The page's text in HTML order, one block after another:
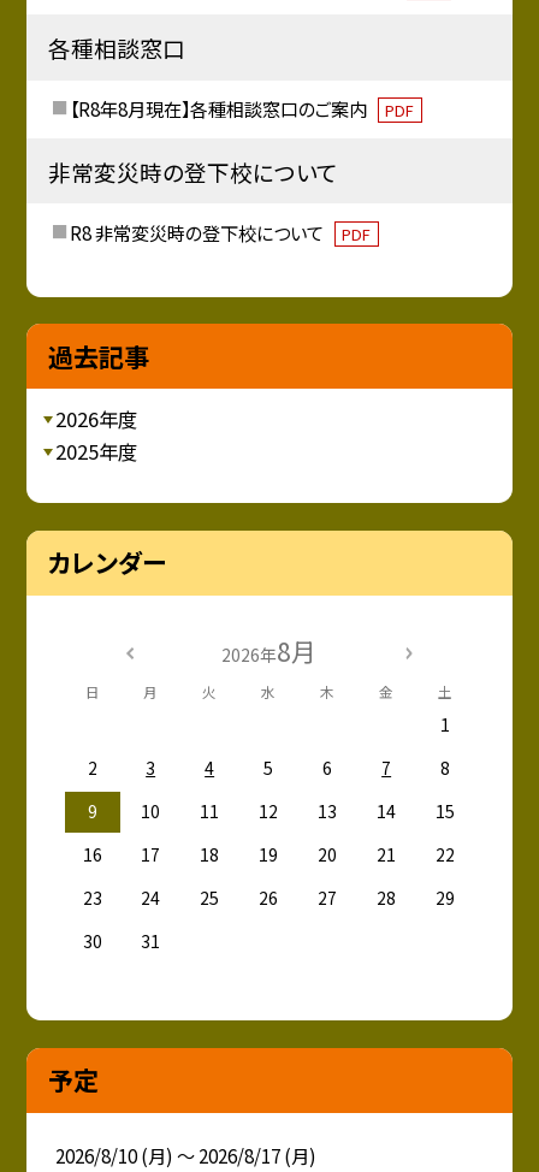
各種相談窓口
【R8年8月現在】各種相談窓口のご案内 PDF
非常変災時の登下校について
R8 非常変災時の登下校について PDF
過去記事
2026年度
2025年度
カレンダー
2026年8月
日 月 火 水 木 金 土
1
2
3 4 5 6 7
8
9
10 11 12 13 14
15
16
17 18 19 20 21
22
23
24 25 26 27 28
29
30
31
予定
2026/8/10 (月) ～ 2026/8/17 (月)